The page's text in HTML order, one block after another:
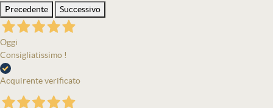
Precedente
Successivo
Oggi
Consigliatissimo !
Acquirente verificato